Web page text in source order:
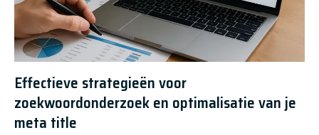
Effectieve strategieën voor
zoekwoordonderzoek en optimalisatie van je
meta title